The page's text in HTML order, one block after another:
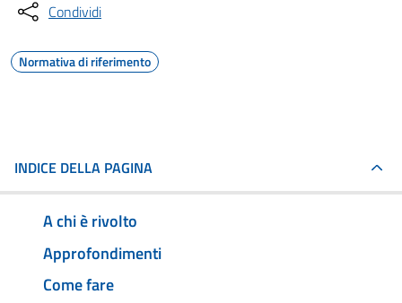
Condividi
Normativa di riferimento
INDICE DELLA PAGINA
A chi è rivolto
Approfondimenti
Come fare